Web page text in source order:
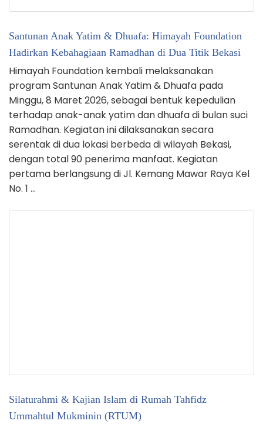
Santunan Anak Yatim & Dhuafa: Himayah Foundation
Hadirkan Kebahagiaan Ramadhan di Dua Titik Bekasi
Himayah Foundation kembali melaksanakan
program Santunan Anak Yatim & Dhuafa pada
Minggu, 8 Maret 2026, sebagai bentuk kepedulian
terhadap anak-anak yatim dan dhuafa di bulan suci
Ramadhan. Kegiatan ini dilaksanakan secara
serentak di dua lokasi berbeda di wilayah Bekasi,
dengan total 90 penerima manfaat. Kegiatan
pertama berlangsung di Jl. Kemang Mawar Raya Kel
No. 1 …
Silaturahmi & Kajian Islam di Rumah Tahfidz
Ummahtul Mukminin (RTUM)